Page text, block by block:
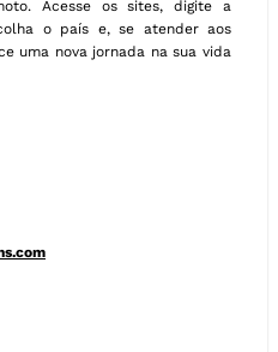
Acesse os sites, digite a
o país e, se atender aos
uma nova jornada na sua vida